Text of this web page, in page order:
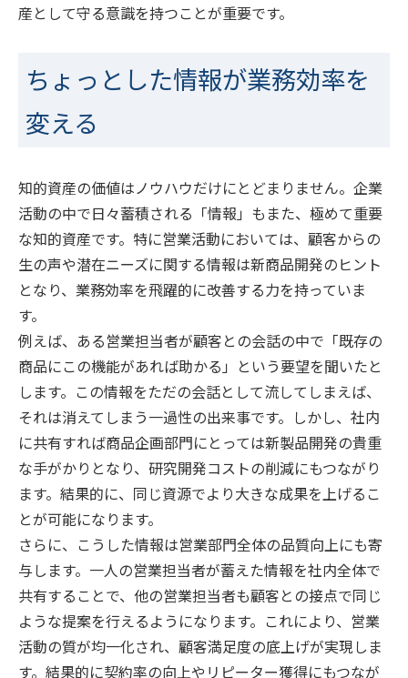
産として守る意識を持つことが重要です。
ちょっとした情報が業務効率を
変える
知的資産の価値はノウハウだけにとどまりません。企業
活動の中で日々蓄積される「情報」もまた、極めて重要
な知的資産です。特に営業活動においては、顧客からの
生の声や潜在ニーズに関する情報は新商品開発のヒント
となり、業務効率を飛躍的に改善する力を持っていま
す。
例えば、ある営業担当者が顧客との会話の中で「既存の
商品にこの機能があれば助かる」という要望を聞いたと
します。この情報をただの会話として流してしまえば、
それは消えてしまう一過性の出来事です。しかし、社内
に共有すれば商品企画部門にとっては新製品開発の貴重
な手がかりとなり、研究開発コストの削減にもつながり
ます。結果的に、同じ資源でより大きな成果を上げるこ
とが可能になります。
さらに、こうした情報は営業部門全体の品質向上にも寄
与します。一人の営業担当者が蓄えた情報を社内全体で
共有することで、他の営業担当者も顧客との接点で同じ
ような提案を行えるようになります。これにより、営業
活動の質が均一化され、顧客満足度の底上げが実現しま
す。結果的に契約率の向上やリピーター獲得にもつなが